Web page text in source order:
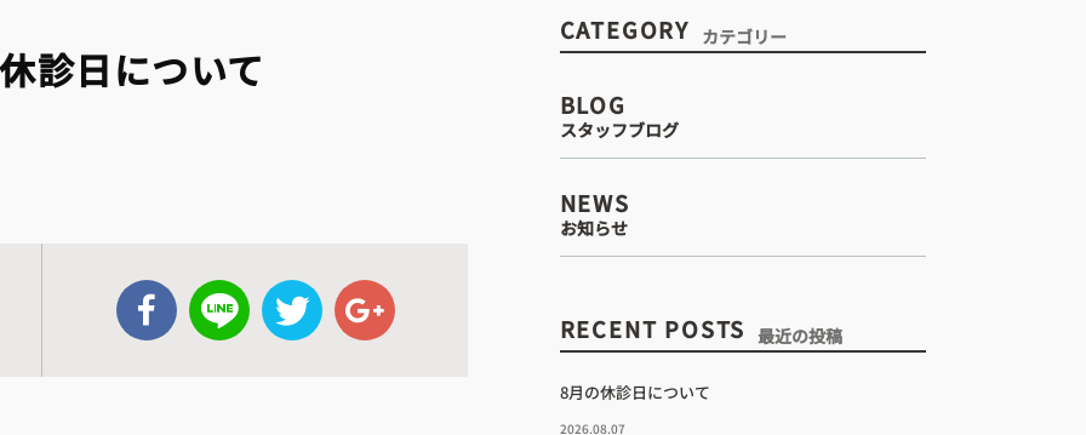
医院紹介
– 一般歯科 – 小児歯科
– 歯周病治療
診日について
CATEGORY カテゴリー
BLOG
スタッフブログ
NEWS
お知らせ
RECENT POSTS 最近の投稿
8月の休診日について
2026.08.07